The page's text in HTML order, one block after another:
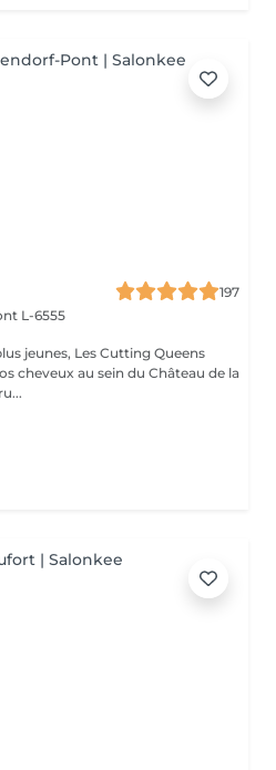
197
L-6555
Cutting Queens
cheveux au sein du Château de la